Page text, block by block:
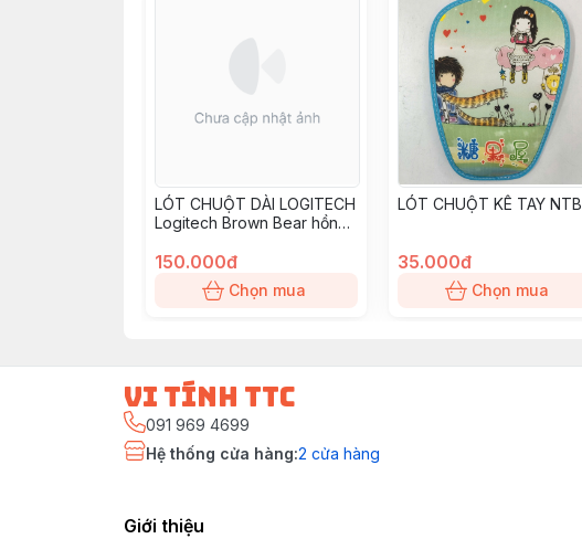
LÓT CHUỘT DÀI LOGITECH
Logitech Brown Bear hồng
150.000đ
Chọn mua
LÓT CHUỘT KÊ TAY NTB
35.000đ
Chọn mua
vi tính ttc
091 969 4699
Hệ thống cửa hàng:2 cửa hàng
Giới thiệu